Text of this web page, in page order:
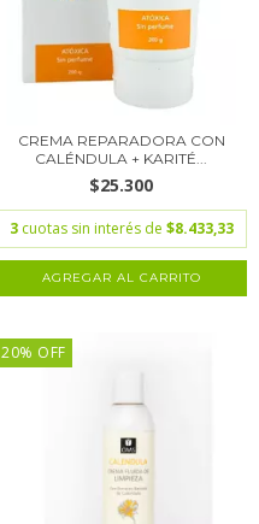
CREMA REPARADORA CON
CALÉNDULA + KARITÉ...
$25.300
3 cuotas sin interés de $8.433,33
20% OFF